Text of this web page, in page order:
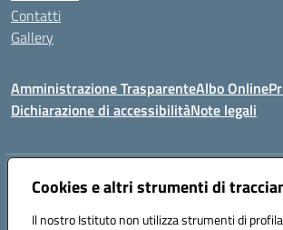
Cookies e altri strumenti di
Il nostro Istituto non utilizza strumenti di
Contatti
Gallery
Amministrazione TrasparenteAlbo Online
Dichiarazione di accessibilitàNote legali
Indirizzo:Via Coniugi Crigna – Cap. 89861 – Tropea
Posta elettronica certificata (PEC):